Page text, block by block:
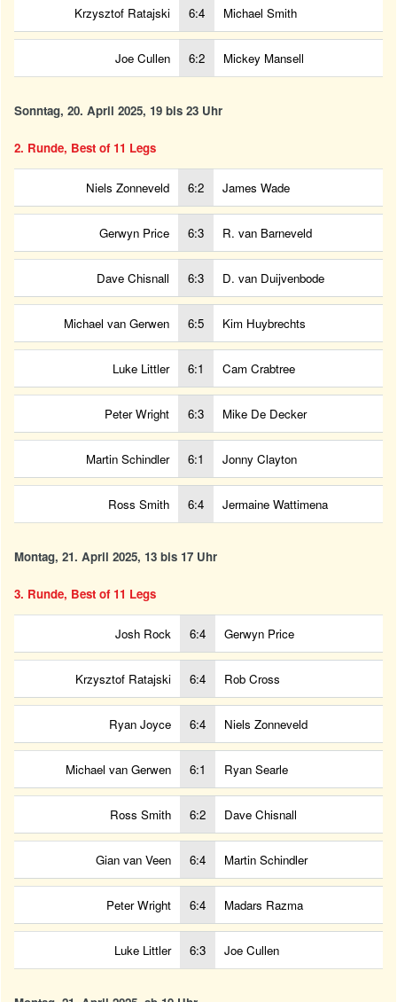
Krzysztof Ratajski 6:4 Michael Smith
Joe Cullen 6:2 Mickey Mansell
Sonntag, 20. April 2025, 19 bis 23 Uhr
2. Runde, Best of 11 Legs
Niels Zonneveld 6:2 James Wade
Gerwyn Price 6:3 R. van Barneveld
Dave Chisnall 6:3 D. van Duijvenbode
Michael van Gerwen 6:5 Kim Huybrechts
Luke Littler 6:1 Cam Crabtree
Peter Wright 6:3 Mike De Decker
Martin Schindler 6:1 Jonny Clayton
Ross Smith 6:4 Jermaine Wattimena
Montag, 21. April 2025, 13 bis 17 Uhr
3. Runde, Best of 11 Legs
Josh Rock 6:4 Gerwyn Price
Krzysztof Ratajski 6:4 Rob Cross
Ryan Joyce 6:4 Niels Zonneveld
Michael van Gerwen 6:1 Ryan Searle
Ross Smith 6:2 Dave Chisnall
Gian van Veen 6:4 Martin Schindler
Peter Wright 6:4 Madars Razma
Luke Littler 6:3 Joe Cullen